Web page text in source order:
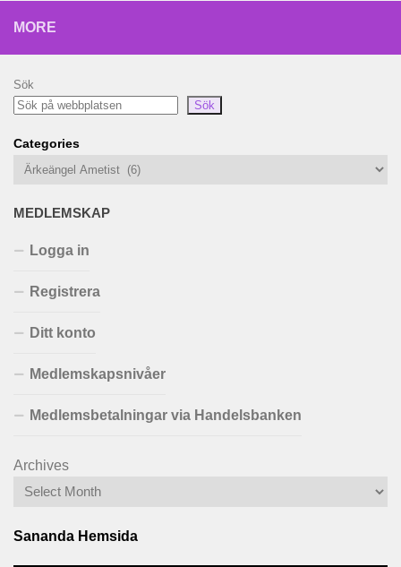
MORE
Sök
Sök
Categories
MEDLEMSKAP
Logga in
Registrera
Ditt konto
Medlemskapsnivåer
Medlemsbetalningar via Handelsbanken
Archives
Sananda Hemsida